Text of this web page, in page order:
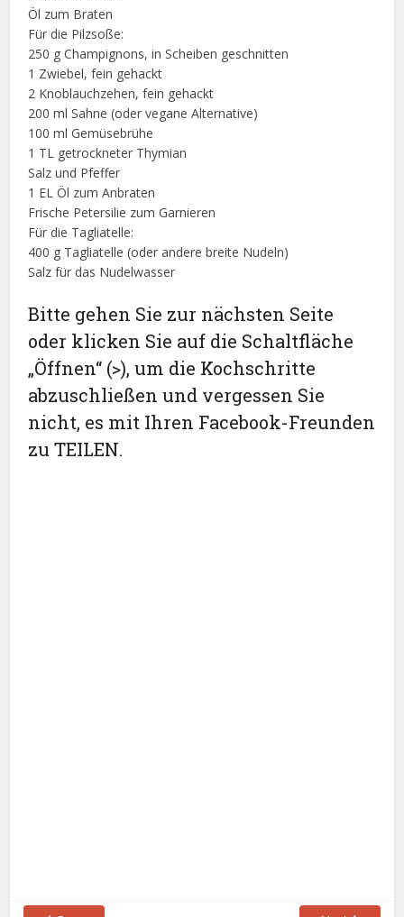
Öl zum Braten
Für die Pilzsoße:
250 g Champignons, in Scheiben geschnitten
1 Zwiebel, fein gehackt
2 Knoblauchzehen, fein gehackt
200 ml Sahne (oder vegane Alternative)
100 ml Gemüsebrühe
1 TL getrockneter Thymian
Salz und Pfeffer
1 EL Öl zum Anbraten
Frische Petersilie zum Garnieren
Für die Tagliatelle:
400 g Tagliatelle (oder andere breite Nudeln)
Salz für das Nudelwasser
Bitte gehen Sie zur nächsten Seite
oder klicken Sie auf die Schaltfläche
„Öffnen“ (>), um die Kochschritte
abzuschließen und vergessen Sie
nicht, es mit Ihren Facebook-Freunden
zu TEILEN.